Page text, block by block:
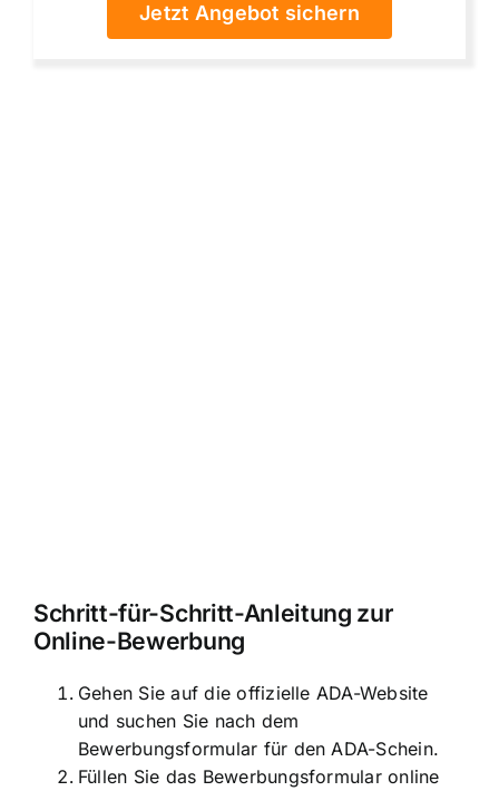
Jetzt Angebot sichern
Schritt-für-Schritt-Anleitung zur
Online-Bewerbung
Gehen Sie auf die offizielle ADA-Website
und suchen Sie nach dem
Bewerbungsformular für den ADA-Schein.
Füllen Sie das Bewerbungsformular online